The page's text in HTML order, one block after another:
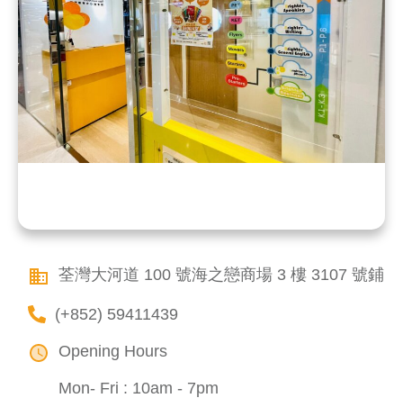
荃灣大河道 100 號海之戀商場 3 樓 3107 號鋪
(+852) 59411439
Opening Hours
Mon- Fri : 10am - 7pm